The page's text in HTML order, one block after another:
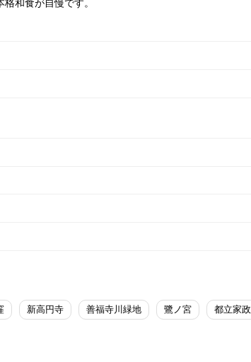
和食が自慢です。
新高円寺 善福寺川緑地 鷺ノ宮 都立家政